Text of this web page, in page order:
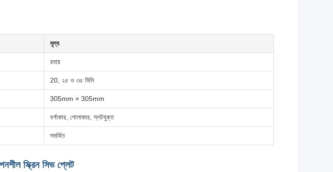
মূল্য
রবার
20, ২৫ ও ৩৫ মিমি
305mm × 305mm
বর্গাকার, গোলাকার, স্লটযুক্ত
সমর্থিত
স্ক্রিন সিভ প্লেট